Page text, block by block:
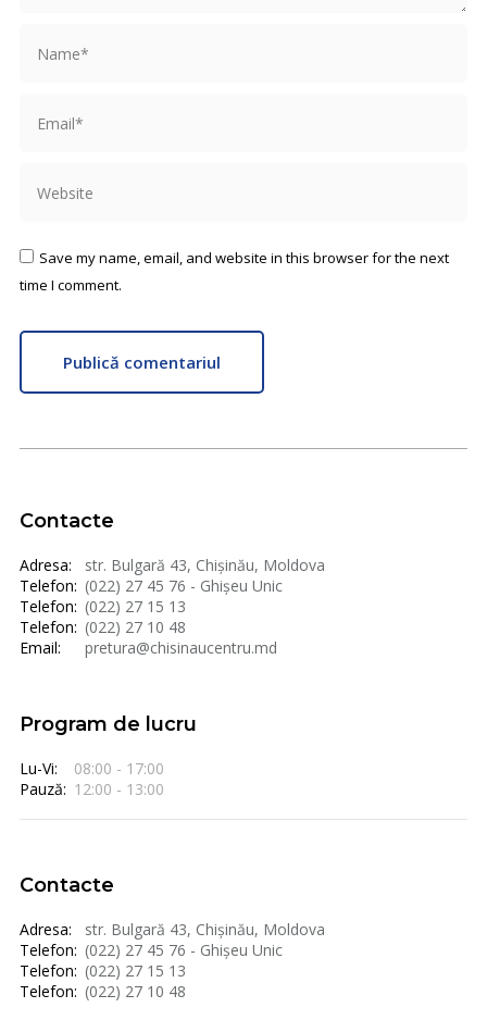
Save my name, email, and website in this browser for the next
time I comment.
Publică comentariul
Contacte
Adresa:
str. Bulgară 43, Chișinău, Moldova
Telefon: (022) 27 45 76 - Ghișeu Unic
Telefon: (022) 27 15 13
Telefon: (022) 27 10 48
Email:
pretura@chisinaucentru.md
Program de lucru
Lu-Vi:
08:00 - 17:00
Pauză: 12:00 - 13:00
Contacte
Adresa:
str. Bulgară 43, Chișinău, Moldova
Telefon: (022) 27 45 76 - Ghișeu Unic
Telefon: (022) 27 15 13
Telefon: (022) 27 10 48